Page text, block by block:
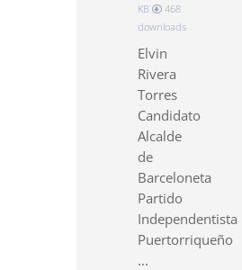
KB
468
downloads
Elvin
Rivera
Torres
Candidato
Alcalde
de
Barceloneta
Partido
Independentista
Puertorriqueño
...